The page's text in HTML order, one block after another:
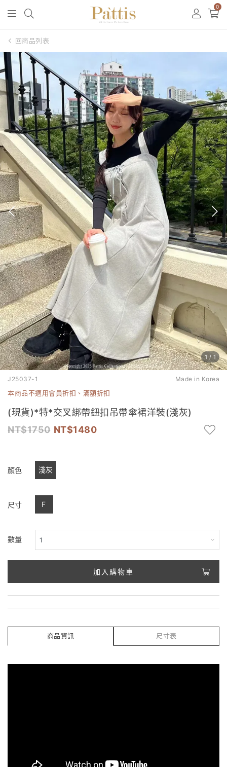
0
回商品列表
1/ 1
J25037-1 Made in Korea
本商品不適用會員折扣、滿額折扣
(現貨)*特*交叉綁帶鈕扣吊帶傘裙洋裝(淺灰)
1750
1480
顏色 淺灰
尺寸 F
數量
加入購物車
商品資訊 尺寸表